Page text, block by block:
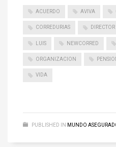
ACUERDO AVIVA
CORREDURIAS DIRECTOR
LUIS NEWCORRED
ORGANIZACION
VIDA
PUBLISHED IN MUNDO